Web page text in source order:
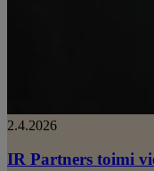
2.4.2026
IR Partners toimi